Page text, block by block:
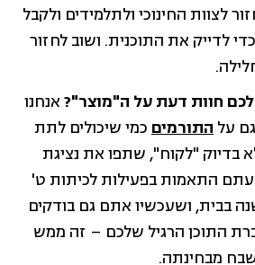
לצוות החינוכי ולתלמידים ולקבל
כדי לדייק את התוכנית. ושוב לחזור
לכם חוות דעת על ה"מוצר"? אנחנו
על התורמים כמי שיכולים לתת
בדיוק "לקוח", שתפו את נציגת
התאמות בפעילות לכיתות ט'
בבית, ושעכשיו אתם גם בודקים
התוכן הרגיל שלכם – זה ממש
מבחינתה.